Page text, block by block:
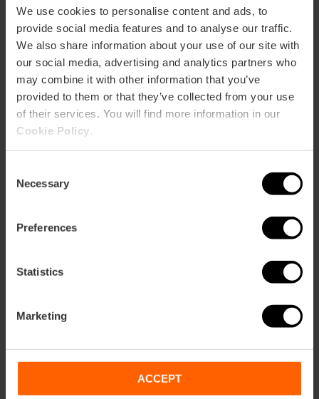
We use cookies to personalise content and ads, to
provide social media features and to analyse our traffic.
We also share information about your use of our site with
our social media, advertising and analytics partners who
may combine it with other information that you’ve
provided to them or that they’ve collected from your use
of their services. You will find more information in our
Cookie Policy
Selection
Necessary
Preferences
Statistics
Marketing
ACCEPT
Valencia Tourist Card 7 días sin
transporte
10% dto. Exclusivo Web
Desde15,00 €